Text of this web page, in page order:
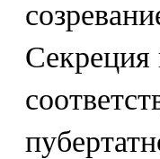
Секреция